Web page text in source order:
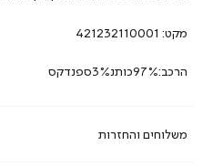
משלוחים והחזרות
מקט: 421232110001
הרכב:97%כותנ3%ספנדקס